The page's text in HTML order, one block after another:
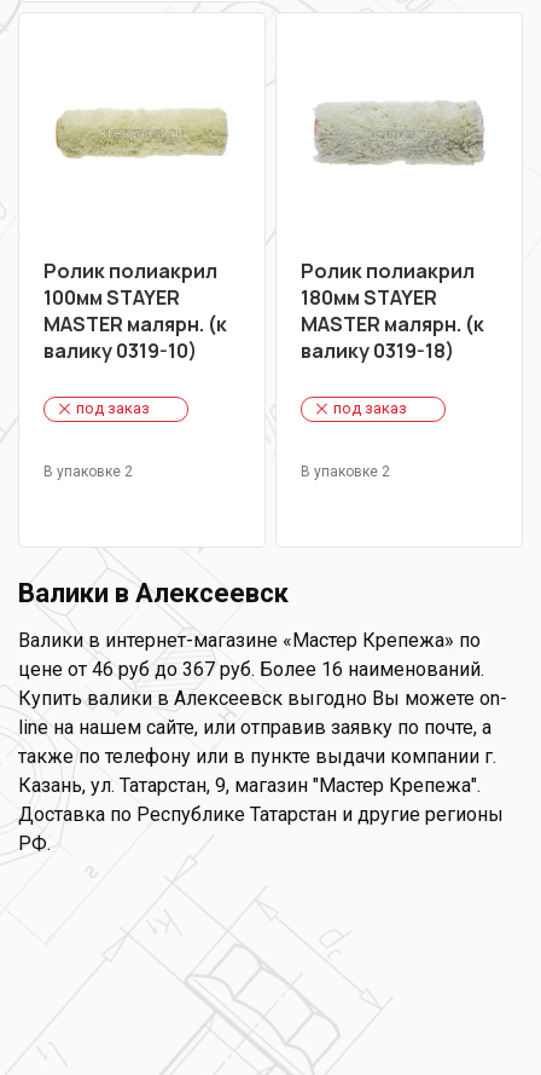
Ролик полиакрил
100мм STAYER
MASTER малярн. (к
валику 0319-10)
под заказ
В упаковке 2
Ролик полиакрил
180мм STAYER
MASTER малярн. (к
валику 0319-18)
под заказ
В упаковке 2
Валики в Алексеевск
Валики в интернет-магазине «Мастер Крепежа» по
цене от 46 руб до 367 руб. Более 16 наименований.
Купить валики в Алексеевск выгодно Вы можете on-
line на нашем сайте, или отправив заявку по почте, а
также по телефону или в пункте выдачи компании г.
Казань, ул. Татарстан, 9, магазин "Мастер Крепежа".
Доставка по Республике Татарстан и другие регионы
РФ.